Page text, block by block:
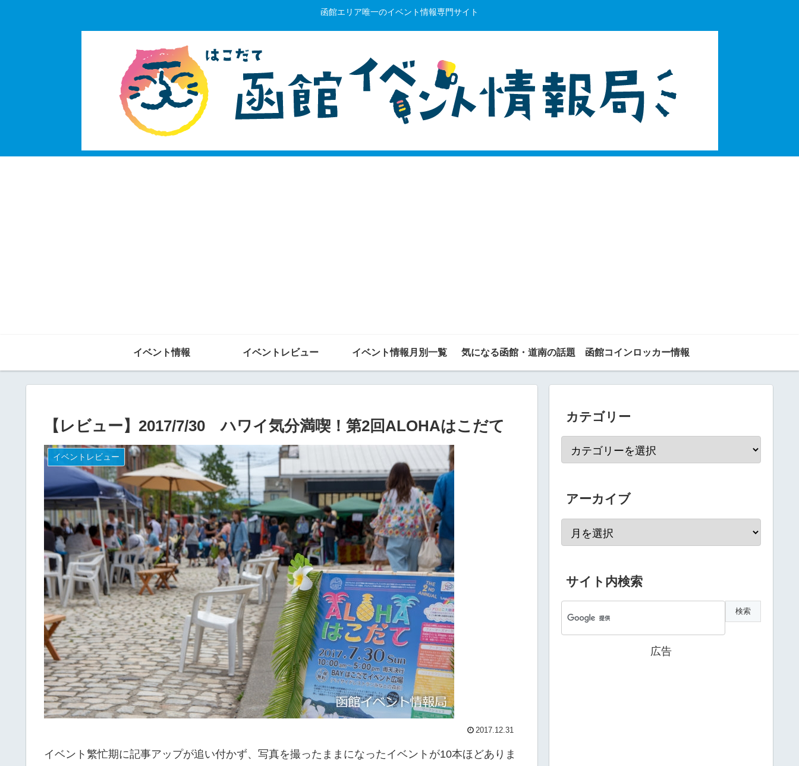
函館エリア唯一のイベント情報専門サイト
イベント情報 イベントレビュー イベント情報月別一覧 気になる函館・道南の話題 函館コインロッカー情報
【レビュー】2017/7/30 ハワイ気分満喫！第2回ALOHAはこだて
イベントレビュー
2017.12.31
イベント繁忙期に記事アップが追い付かず、写真を撮ったままになったイベントが10本ほどありま
カテゴリー
アーカイブ
サイト内検索
広告